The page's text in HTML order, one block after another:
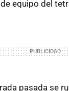
equipo del
pasada se